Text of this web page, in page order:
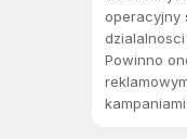
operacyjny
Powinno